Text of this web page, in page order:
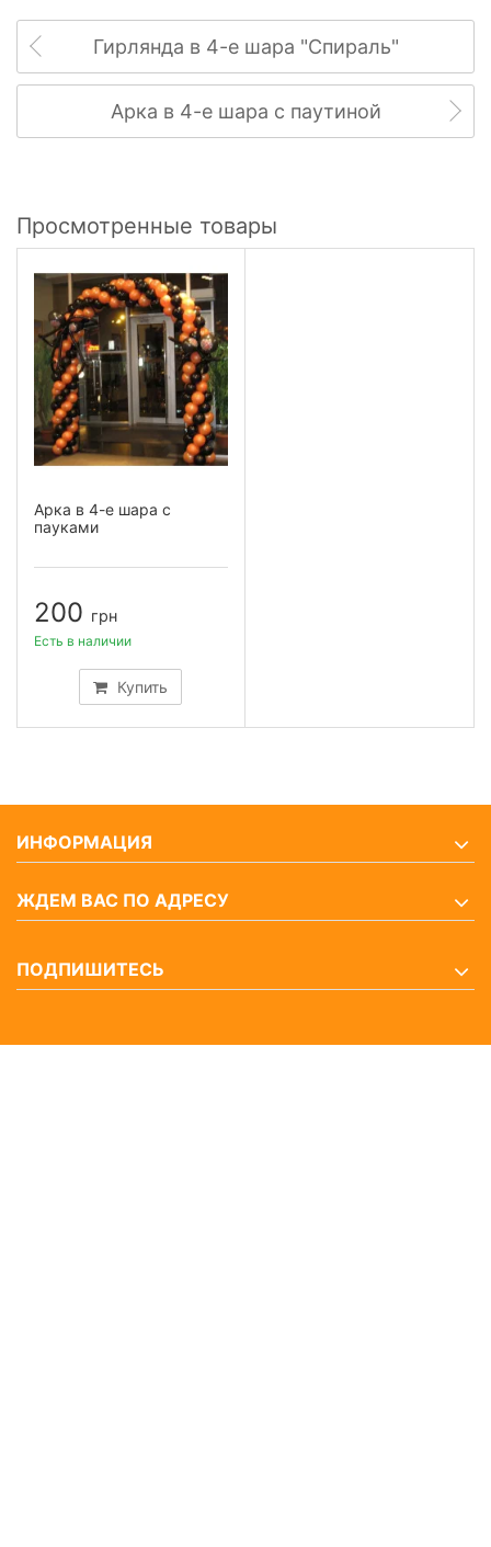
Гирлянда в 4-е шара "Спираль"
Арка в 4-е шара с паутиной
Просмотренные товары
Арка в 4-е шара с
пауками
200 грн
Купить
Есть в наличии
ИНФОРМАЦИЯ
ЖДЕМ ВАС ПО АДРЕСУ
ПОДПИШИТЕСЬ